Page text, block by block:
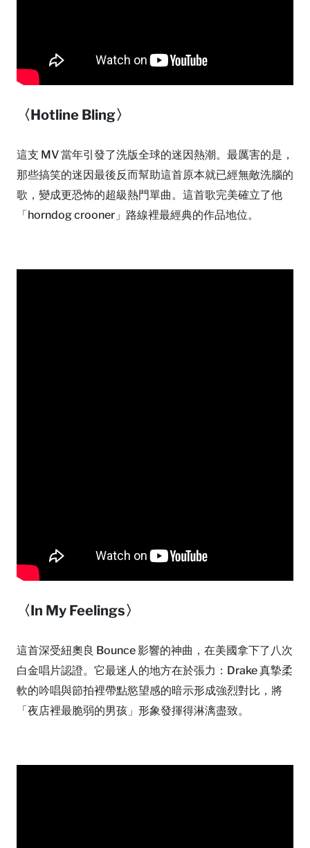
〈Hotline Bling〉
這支 MV 當年引發了洗版全球的迷因熱潮。最厲害的是，
那些搞笑的迷因最後反而幫助這首原本就已經無敵洗腦的
歌，變成更恐怖的超級熱門單曲。這首歌完美確立了他
「horndog crooner」路線裡最經典的作品地位。
〈In My Feelings〉
這首深受紐奧良 Bounce 影響的神曲，在美國拿下了八次
白金唱片認證。它最迷人的地方在於張力：Drake 真摯柔
軟的吟唱與節拍裡帶點慾望感的暗示形成強烈對比，將
「夜店裡最脆弱的男孩」形象發揮得淋漓盡致。